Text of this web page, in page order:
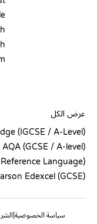
عرض الكل
(IGCSE / A-Level)
AQA (GCSE / A-level)
Edexcel (GCSE)
سياسة الخصوصية